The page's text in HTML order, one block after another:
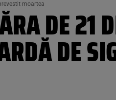
moartea
DE 21
DE